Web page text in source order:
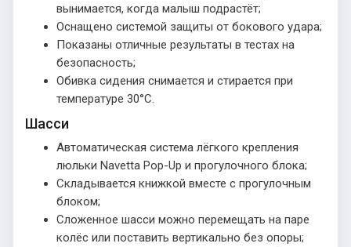
вынимается, когда малыш подрастёт;
Оснащено системой защиты от бокового удара;
Показаны отличные результаты в тестах на
безопасность;
Обивка сидения снимается и стирается при
температуре 30°С.
Шасси
Автоматическая система лёгкого крепления
люльки Navetta Pop-Up и прогулочного блока;
Складывается книжкой вместе с прогулочным
блоком;
Сложенное шасси можно перемещать на паре
колёс или поставить вертикально без опоры;